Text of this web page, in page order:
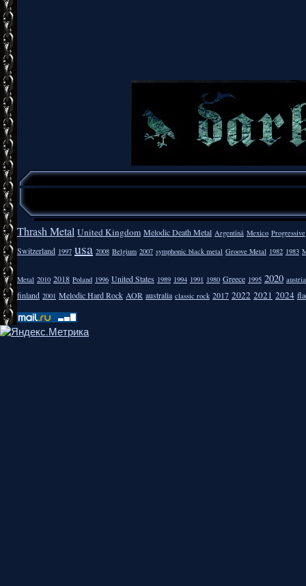
Thrash Metal United Kingdom Melodic Death Metal Argentīnā Mexico Progressive
Switzerland 1997 usa 2008 Belgium 2007 symphonic black metal Groove Metal 1982 1983
Metal 2010 2018 Poland 1996 United States 1989 1994 1991 1980 Greece 1995 2020 austria
finland 2001 Melodic Hard Rock AOR australia classic rock 2017 2022 2021 2024